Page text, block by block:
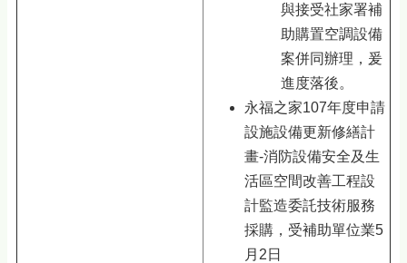
與接受社家署補
助購置空調設備
案併同辦理，爰
進度落後。
永福之家107年度申請
設施設備更新修繕計
畫-消防設備安全及生
活區空間改善工程設
計監造委託技術服務
採購，受補助單位業5
月2日